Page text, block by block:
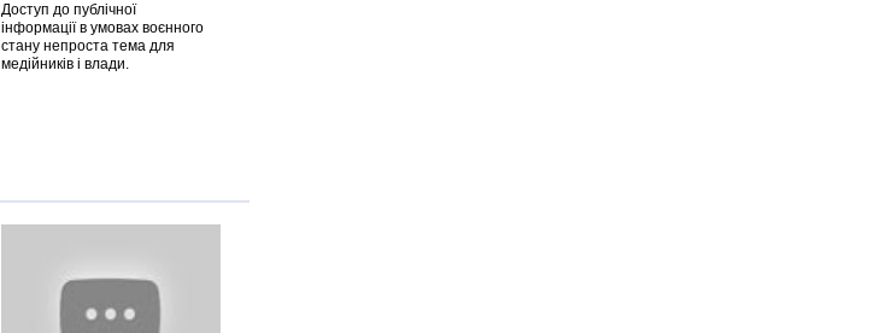
Доступ до публічної
інформації в умовах воєнного
стану непроста тема для
медійників і влади.